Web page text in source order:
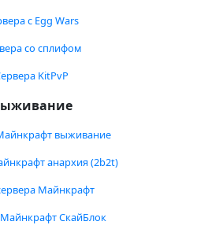
с Egg Wars
со сплифом
KitPvP
выживание
анархия (2b2t)
Майнкрафт
СкайБлок